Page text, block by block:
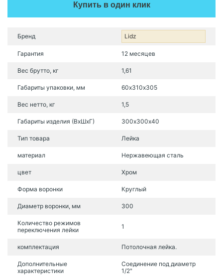
Купить в один клик
Бренд Lidz
Гарантия 12 месяцев
Вес брутто, кг 1,61
Габариты упаковки, мм 60х310х305
Вес нетто, кг 1,5
Габариты изделия (ВхШхГ) 300х300х40
Тип товара Лейка
материал Нержавеющая сталь
цвет Хром
Форма воронки Круглый
Диаметр воронки, мм 300
Количество режимов
переключения лейки
1
комплектация Потолочная лейка.
Дополнительные
характеристики
Соединение под диаметр
1/2"